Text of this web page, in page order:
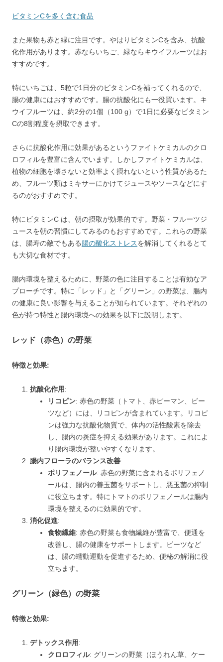
ビタミンCを多く含む食品
また果物も赤と緑に注目です。やはりビタミンCを含み、抗酸
化作用があります。赤ならいちご、緑ならキウイフルーツはお
すすめです。
特にいちごは、5粒で1日分のビタミンCを補ってくれるので、
腸の健康にはおすすめです。腸の抗酸化にも一役買います。キ
ウイフルーツは、約2分の1個（100 g）で1日に必要なビタミン
Cの8割程度を摂取できます。
さらに抗酸化作用に効果があるというファイトケミカルのクロ
ロフィルを豊富に含んでいます。しかしファイトケミカルは、
植物の細胞を壊さないと効率よく摂れないという性質があるた
め、フルーツ類はミキサーにかけてジュースやソースなどにす
るのがおすすめです。
特にビタミンC は、朝の摂取が効果的です。野菜・フルーツジ
ュースを朝の習慣にしてみるのもおすすめです。これらの野菜
は、腸寿の敵でもある腸の酸化ストレスを解消してくれるとて
も大切な食材です。
腸内環境を整えるために、野菜の色に注目することは有効なア
プローチです。特に「レッド」と「グリーン」の野菜は、腸内
の健康に良い影響を与えることが知られています。それぞれの
色が持つ特性と腸内環境への効果を以下に説明します。
レッド（赤色）の野菜
特徴と効果:
抗酸化作用:
リコピン: 赤色の野菜（トマト、赤ピーマン、ビー
ツなど）には、リコピンが含まれています。リコピ
ンは強力な抗酸化物質で、体内の活性酸素を除去
し、腸内の炎症を抑える効果があります。これによ
り腸内環境が整いやすくなります。
腸内フローラのバランス改善:
ポリフェノール: 赤色の野菜に含まれるポリフェノ
ールは、腸内の善玉菌をサポートし、悪玉菌の抑制
に役立ちます。特にトマトのポリフェノールは腸内
環境を整えるのに効果的です。
消化促進:
食物繊維: 赤色の野菜も食物繊維が豊富で、便通を
改善し、腸の健康をサポートします。ビーツなど
は、腸の蠕動運動を促進するため、便秘の解消に役
立ちます。
グリーン（緑色）の野菜
特徴と効果:
デトックス作用:
クロロフィル: グリーンの野菜（ほうれん草、ケー